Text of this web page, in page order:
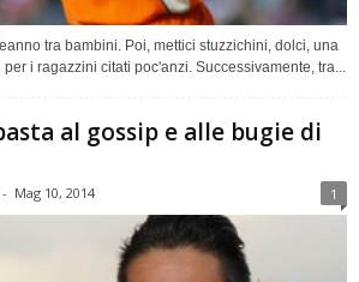
tra bambini. Poi, mettici stuzzichini, dolci, una
i ragazzini citati poc'anzi. Successivamente, tra...
al gossip e alle bugie di
- Mag 10, 2014 1